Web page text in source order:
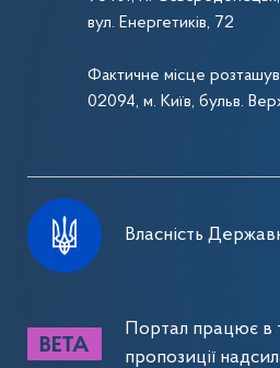
вул. Енергетиків, 72
Фактичне місце
02094, м. Київ, бульв.
Власність
Портал працює в
пропозиції